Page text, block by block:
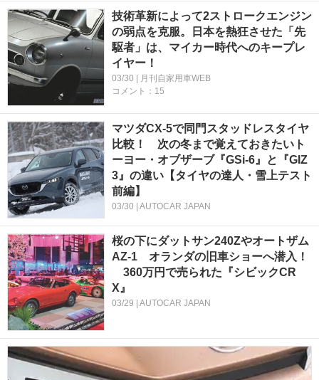
技術革新によって2ストロークエンジン
の弱点を克服。日本を熱狂させた「先
駆者」は、マイカー時代へのキープレ
イヤー！
03/30 | 月刊自家用車WEB
コメント：15
マツダCX-5で同門スタッドレスタイヤ
比較！ 次の冬まで覚えておきたいト
ーヨー・オブザーブ『GSi-6』と『GIZ
3』の違い【タイヤの達人・雪上テスト
前編】
03/30 | AUTOCAR JAPAN
桜の下にダットサン240Zやオートザム
AZ-1 オランダの旧車ショーへ潜入！
360万円で売られた『シビックCR
X』
03/29 | AUTOCAR JAPAN